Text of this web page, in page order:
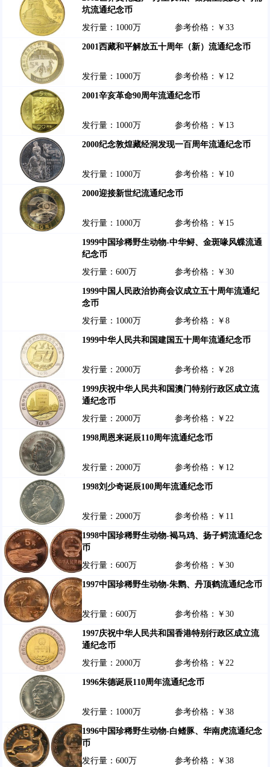
坑流通纪念币
发行量：1000万
参考价格：￥33
2001西藏和平解放五十周年（新）流通纪念币
发行量：1000万 参考价格：￥12
2001辛亥革命90周年流通纪念币
发行量：1000万 参考价格：￥13
2000纪念敦煌藏经洞发现一百周年流通纪念币
发行量：1000万 参考价格：￥10
2000迎接新世纪流通纪念币
发行量：1000万 参考价格：￥15
1999中国珍稀野生动物-中华鲟、金斑喙风蝶流通
纪念币
发行量：600万
参考价格：￥30
1999中国人民政治协商会议成立五十周年流通纪
念币
发行量：1000万
参考价格：￥8
1999中华人民共和国建国五十周年流通纪念币
发行量：2000万 参考价格：￥28
1999庆祝中华人民共和国澳门特别行政区成立流
通纪念币
发行量：2000万
参考价格：￥22
1998周恩来诞辰110周年流通纪念币
发行量：2000万 参考价格：￥12
1998刘少奇诞辰100周年流通纪念币
发行量：2000万 参考价格：￥11
1998中国珍稀野生动物-褐马鸡、扬子鳄流通纪念
币
发行量：600万
参考价格：￥30
1997中国珍稀野生动物-朱鹮、丹顶鹤流通纪念币
发行量：600万 参考价格：￥30
1997庆祝中华人民共和国香港特别行政区成立流
通纪念币
发行量：2000万
参考价格：￥22
1996朱德诞辰110周年流通纪念币
发行量：1000万 参考价格：￥38
1996中国珍稀野生动物-白鳍豚、华南虎流通纪念
币
发行量：600万
参考价格：￥38